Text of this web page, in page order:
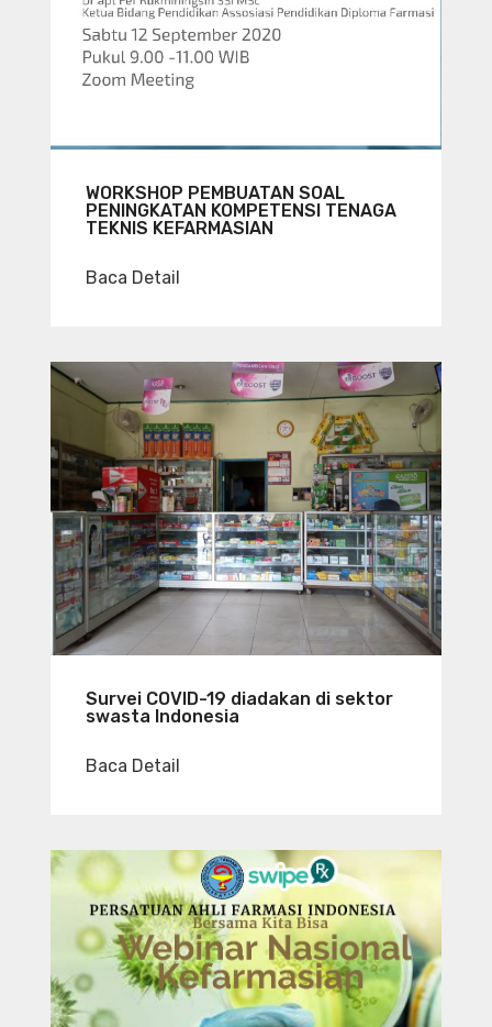
WORKSHOP PEMBUATAN SOAL
PENINGKATAN KOMPETENSI TENAGA
TEKNIS KEFARMASIAN
Baca Detail
Survei COVID-19 diadakan di sektor
swasta Indonesia
Baca Detail